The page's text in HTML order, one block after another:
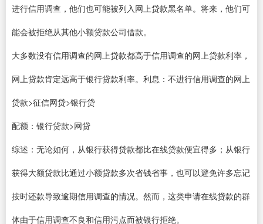
进行信用调查，他们也可能被列入网上贷款黑名单。将来，他们可
能会被拒绝从其他小额贷款公司借款。
大多数没有信用调查的网上贷款都高于信用调查的网上贷款利率，
网上贷款肯定远高于银行贷款利率。利息：不进行信用调查的网上
贷款>征信网贷>银行贷
配额：银行贷款>网贷
综述：无论如何，从银行获得贷款都比在线贷款便宜得多；从银行
获得大额贷款比通过小额贷款多次省钱省事，也可以避免许多忘记
按时还款导致逾期信用调查的情况。然而，这类申请在线贷款的群
体由于信用调查不良和信用污点而被银行拒绝。